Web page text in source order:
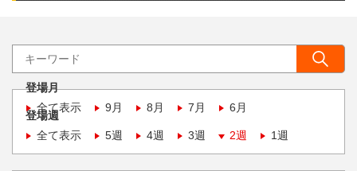
登場月
全て表示
9月 8月 7月 6月
登場週
全て表示
5週 4週 3週 2週 1週